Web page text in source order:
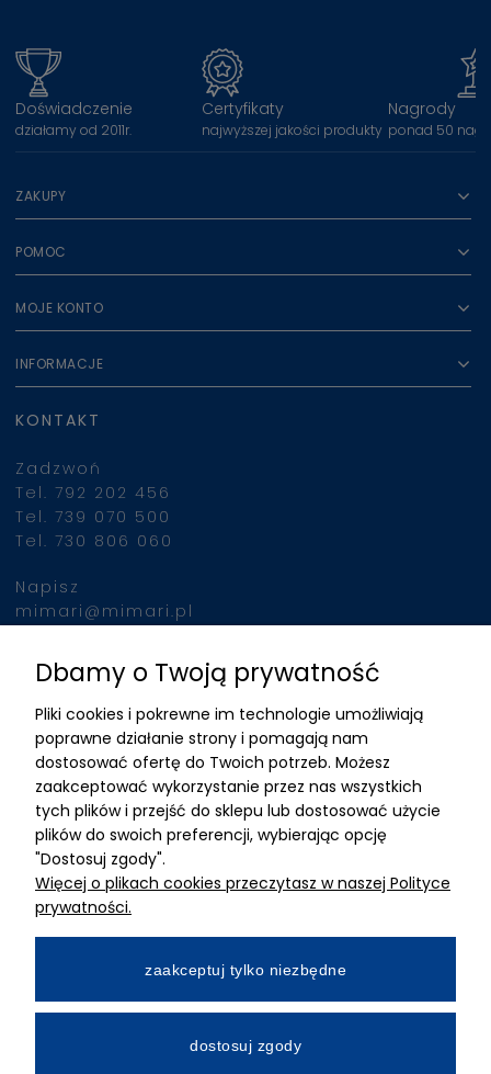
Doświadczenie
działamy od 2011r.
Certyfikaty
najwyższej jakości produkty
Nagrody
ponad 50
ZAKUPY
POMOC
MOJE KONTO
INFORMACJE
KONTAKT
Zadzwoń
Tel. 792 202 456
Tel. 739 070 500
Tel. 730 806 060
Napisz
mimari@mimari.pl
Znajdziesz nas
ADRES
MIMARI sp z o.o.
ul. Kurkowa 12
50-210 Wrocław
Dane rejestracyjne
NIP:8982325327
Wpłacony w całości
Numer konta bankowego
Dbamy o Twoją prywatność
Pliki cookies i pokrewne im technologie umożliwiają
poprawne działanie strony i pomagają nam
dostosować ofertę do Twoich potrzeb. Możesz
zaakceptować wykorzystanie przez nas wszystkich
tych plików i przejść do sklepu lub dostosować użycie
plików do swoich preferencji, wybierając opcję
"Dostosuj zgody".
Więcej o plikach cookies przeczytasz w naszej Polityce
prywatności.
zaakceptuj tylko niezbędne
dostosuj zgody